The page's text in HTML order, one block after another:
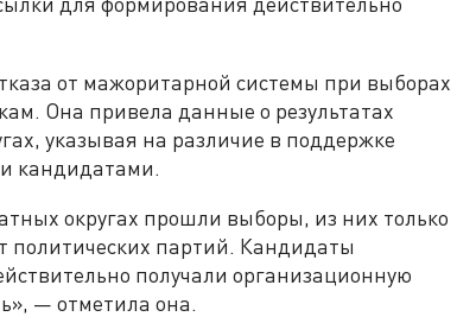
от мажоритарной системы при выборах
Она привела данные о результатах
указывая на различие в поддержке
кандидатами.
округах прошли выборы, из них только
партий. Кандидаты
получали организационную
— отметила она.